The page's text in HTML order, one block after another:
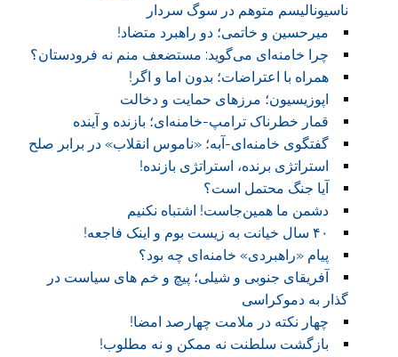
ناسیونالیسم متوهم در سوگ سردار
میرحسین و خاتمی؛ دو راهبرد متضاد!
چرا خامنه‌ای می‌گوید: مستضعف منم نه فرودستان؟
همراه با اعتراضات؛ بدون اما و اگر!
اپوزیسیون؛ مرزهای حمایت و دخالت
قمار خطرناک ترامپ-خامنه‌ای؛ بازنده و آینده
گفتگوی خامنه‌ای-آبه؛ «ناموس انقلاب» در برابر صلح
استراتژی برنده، استراتژی بازنده!
آیا جنگ محتمل است؟
دشمن ما همین‌جاست! اشتباه نکنیم
۴۰ سال خیانت به زیست بوم و اینک فاجعه!
پیام «راهبردی» خامنه‌ای چه بود؟
آفریقای جنوبی و شیلی؛ پیچ و خم های سیاست در
گذار به دموکراسی
چهار نکته در ملامت چهارصد امضا!
بازگشت سلطنت نه ممکن و نه مطلوب!